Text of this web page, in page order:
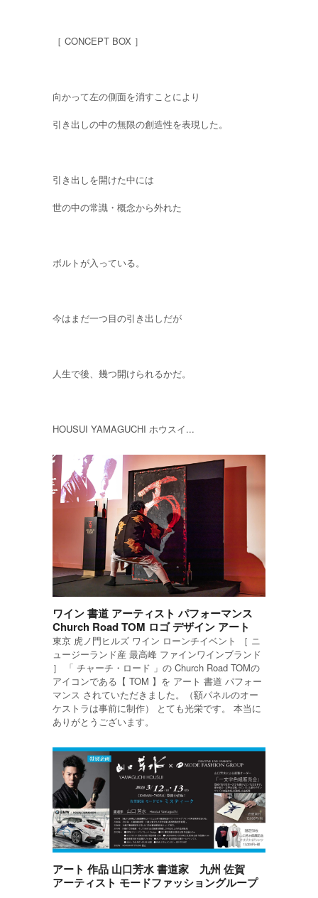
［ CONCEPT BOX ］
向かって左の側面を消すことにより
引き出しの中の無限の創造性を表現した。
引き出しを開けた中には
世の中の常識・概念から外れた
ボルトが入っている。
今はまだ一つ目の引き出しだが
人生で後、幾つ開けられるかだ。
HOUSUI YAMAGUCHI ホウスイ...
ワイン 書道 アーティスト パフォーマンス
Church Road TOM ロゴ デザイン アート
東京 虎ノ門ヒルズ ワイン ローンチイベント ［ ニ
ュージーランド産 最高峰 ファインワインブランド
］ 「 チャーチ・ロード 」の Church Road TOMの
アイコンである【 TOM 】を アート 書道 パフォー
マンス されていただきました。（額パネルのオー
ケストラは事前に制作） とても光栄です。 本当に
ありがとうございます。
アート 作品 山口芳水 書道家 九州 佐賀
アーティスト モードファッショングループ